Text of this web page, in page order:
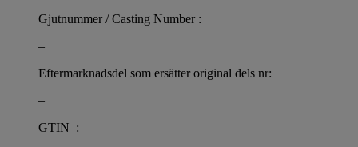
Gjutnummer / Casting Number :
–
Eftermarknadsdel som ersätter original dels nr:
–
GTIN :